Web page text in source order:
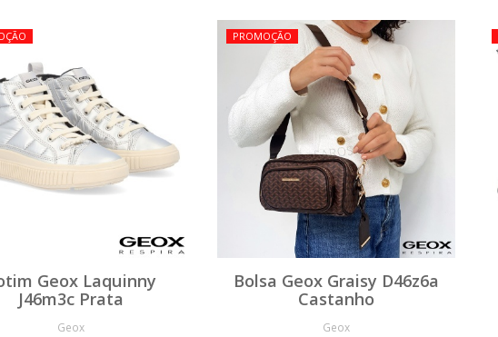
Geox Laquinny
J46m3c Prata
Geox
PROMOÇÃO
Bolsa Geox Graisy D46z6a
Castanho
Geox